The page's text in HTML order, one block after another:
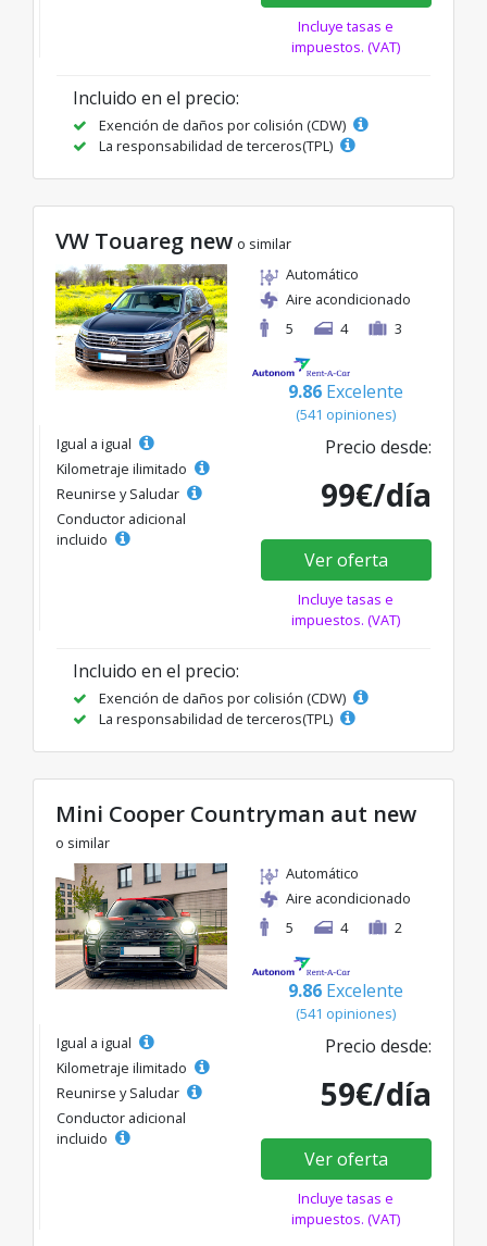
Incluye tasas e
impuestos. (VAT)
Incluido en el precio:
Exención de daños por colisión (CDW)
La responsabilidad de terceros(TPL)
VW Touareg new o similar
Automático
Aire acondicionado
5
4 3
9.86 Excelente
(541 opiniones)
Igual a igual
Kilometraje ilimitado
Reunirse y Saludar
Conductor adicional
incluido
Precio desde:
99€/día
Ver oferta
Incluye tasas e
impuestos. (VAT)
Incluido en el precio:
Exención de daños por colisión (CDW)
La responsabilidad de terceros(TPL)
Mini Cooper Countryman aut new
o similar
Automático
Aire acondicionado
5
4 2
9.86 Excelente
(541 opiniones)
Igual a igual
Kilometraje ilimitado
Reunirse y Saludar
Conductor adicional
incluido
Precio desde:
59€/día
Ver oferta
Incluye tasas e
impuestos. (VAT)